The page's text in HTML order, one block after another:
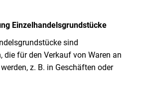
Einzelhandelsgrundstücke
sind
die für den Verkauf von Waren an
z. B. in Geschäften oder